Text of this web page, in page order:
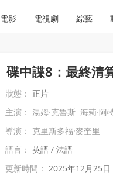
電影 電視劇 綜藝
碟中諜8：最終清
狀態： 正片
主演： 湯姆·克魯斯 海莉·阿
導演： 克里斯多福·麥奎里
語言： 英語 / 法語
更新時間： 2025年12月25